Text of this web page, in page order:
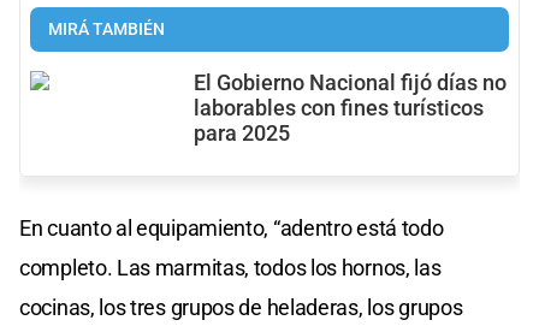
MIRÁ TAMBIÉN
El Gobierno Nacional fijó días no
laborables con fines turísticos
para 2025
En cuanto al equipamiento, “adentro está todo
completo. Las marmitas, todos los hornos, las
cocinas, los tres grupos de heladeras, los grupos